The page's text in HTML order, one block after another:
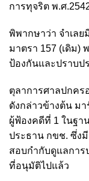
การทุจริต พ.ศ
พิพากษาว่า จําเล
มาตรา 157 (เดิม)
ป้องกันและปราบป
ตุลาการศาลปกคร
ดังกล่าวข้างต้น ม
ผู้ฟ้องคดีที่ 1 ในฐา
ประธาน กขช. ซึ่ง
สอบกำกับดูแลการ
ที่อนุมัติไปแล้ว